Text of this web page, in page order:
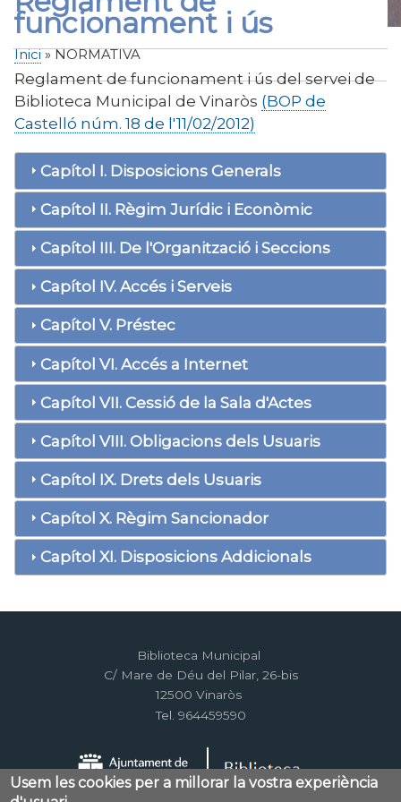
funcionament i ús
Fil
d'Ariadna
Inici NORMATIVA
Reglament de funcionament i ús del servei de
Biblioteca Municipal de Vinaròs (BOP de
Castelló núm. 18 de l'11/02/2012)
Capítol I. Disposicions Generals
Capítol II. Règim Jurídic i Econòmic
Capítol III. De l'Organització i Seccions
Capítol IV. Accés i Serveis
Capítol V. Préstec
Capítol VI. Accés a Internet
Capítol VII. Cessió de la Sala d'Actes
Capítol VIII. Obligacions dels Usuaris
Capítol IX. Drets dels Usuaris
Capítol X. Règim Sancionador
Capítol XI. Disposicions Addicionals
Biblioteca Municipal
C/ Mare de Déu del Pilar, 26-bis
12500 Vinaròs
Tel. 964459590
Usem les cookies per a millorar la vostra experiència